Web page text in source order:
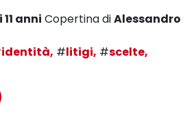
anni Copertina diAlessandro
identità, #litigi, #scelte,